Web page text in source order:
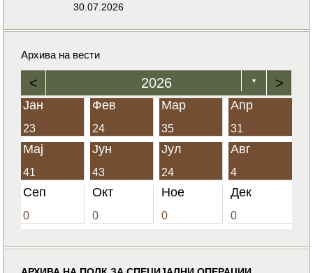
30.07.2026
Архива на вести
< 2026 ▼ >
Јан
23
Фев
24
Мар
35
Апр
31
Мај
41
Јун
43
Јул
24
Авг
4
Сеп
0
Окт
0
Ное
0
Дек
0